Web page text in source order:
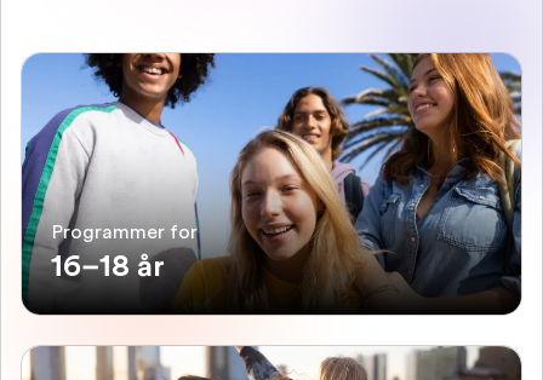
Programmer for
16–18 år